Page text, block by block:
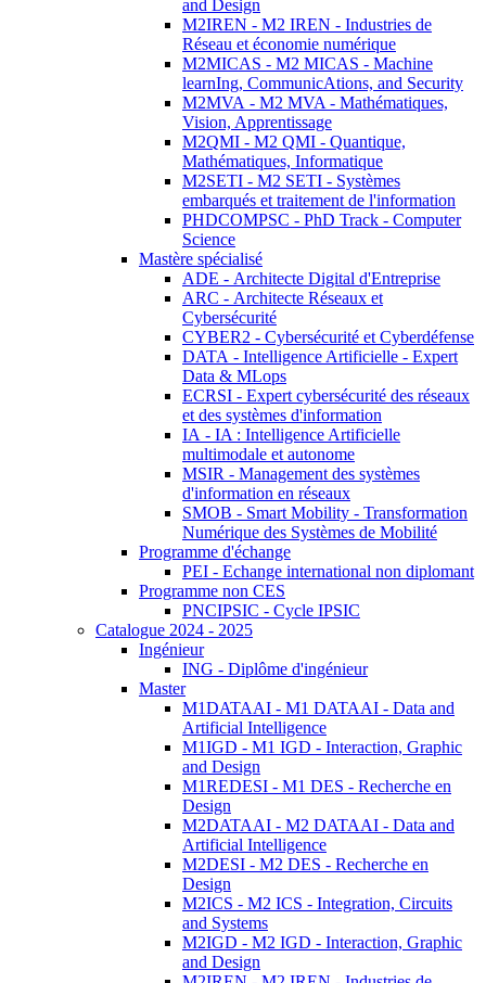
and Design
M2IREN - M2 IREN - Industries de
Réseau et économie numérique
M2MICAS - M2 MICAS - Machine
learnIng, CommunicAtions, and Security
M2MVA - M2 MVA - Mathématiques,
Vision, Apprentissage
M2QMI - M2 QMI - Quantique,
Mathématiques, Informatique
M2SETI - M2 SETI - Systèmes
embarqués et traitement de l'information
PHDCOMPSC - PhD Track - Computer
Science
Mastère spécialisé
ADE - Architecte Digital d'Entreprise
ARC - Architecte Réseaux et
Cybersécurité
CYBER2 - Cybersécurité et Cyberdéfense
DATA - Intelligence Artificielle - Expert
Data & MLops
ECRSI - Expert cybersécurité des réseaux
et des systèmes d'information
IA - IA : Intelligence Artificielle
multimodale et autonome
MSIR - Management des systèmes
d'information en réseaux
SMOB - Smart Mobility - Transformation
Numérique des Systèmes de Mobilité
Programme d'échange
PEI - Echange international non diplomant
Programme non CES
PNCIPSIC - Cycle IPSIC
Catalogue 2024 - 2025
Ingénieur
ING - Diplôme d'ingénieur
Master
M1DATAAI - M1 DATAAI - Data and
Artificial Intelligence
M1IGD - M1 IGD - Interaction, Graphic
and Design
M1REDESI - M1 DES - Recherche en
Design
M2DATAAI - M2 DATAAI - Data and
Artificial Intelligence
M2DESI - M2 DES - Recherche en
Design
M2ICS - M2 ICS - Integration, Circuits
and Systems
M2IGD - M2 IGD - Interaction, Graphic
and Design